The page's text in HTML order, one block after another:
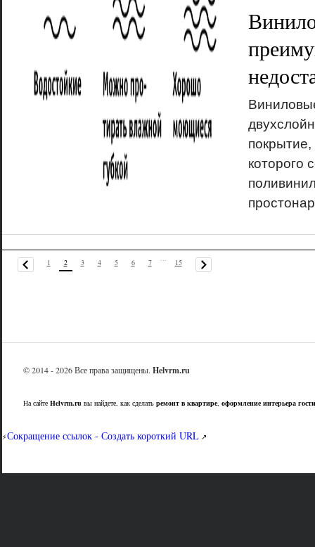
которого
1 2 3 4 5 6 7 15
© 2014 - 2026 Все права защищены. Helvrm.ru
На сайте Helvrm.ru вы найдете, как сделать ремонт в квартире, оформление интерьера
⚡Сокращение ссылок - Создать короткий URL↗